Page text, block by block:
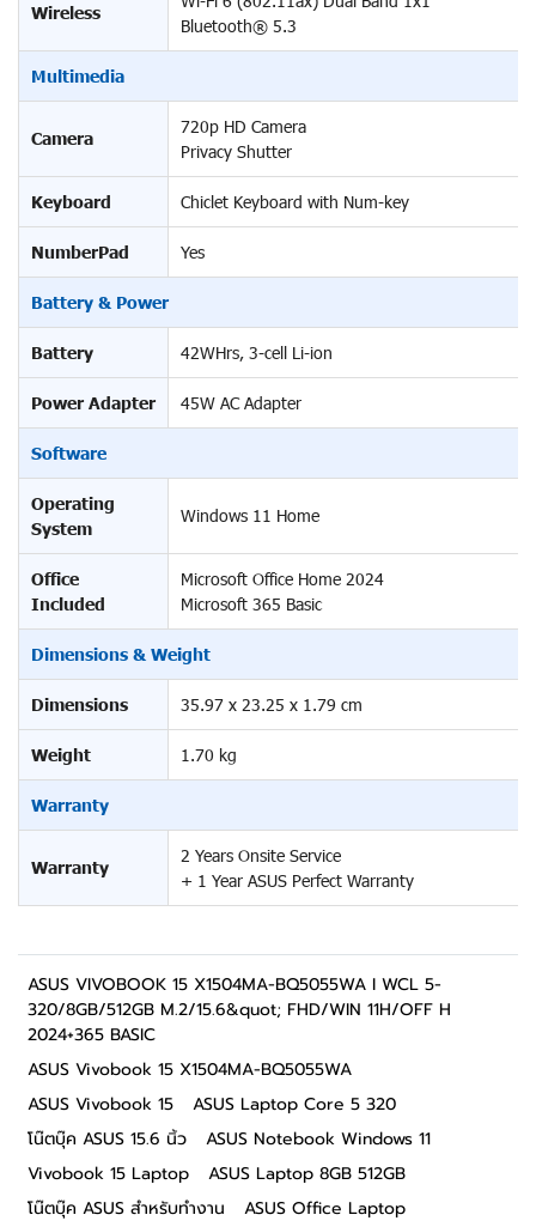
Wireless
Bluetooth® 5.3
Multimedia
Camera
720p HD Camera
Privacy Shutter
Keyboard Chiclet Keyboard with Num-key
NumberPad Yes
Battery & Power
Battery 42WHrs, 3-cell Li-ion
Power Adapter 45W AC Adapter
Software
Operating
System
Windows 11 Home
Office
Included
Microsoft Office Home 2024
Microsoft 365 Basic
Dimensions & Weight
Dimensions 35.97 x 23.25 x 1.79 cm
Weight 1.70 kg
Warranty
Warranty
2 Years Onsite Service
+ 1 Year ASUS Perfect Warranty
ASUS VIVOBOOK 15 X1504MA-BQ5055WA I WCL 5-
320/8GB/512GB M.2/15.6&quot; FHD/WIN 11H/OFF H
2024+365 BASIC
ASUS Vivobook 15 X1504MA-BQ5055WA
ASUS Vivobook 15
ASUS Laptop Core 5 320
โน๊ตบุ๊ค ASUS 15.6 นิ้ว
ASUS Notebook Windows 11
Vivobook 15 Laptop
ASUS Laptop 8GB 512GB
โน๊ตบุ๊ค ASUS สำหรับทำงาน
ASUS Office Laptop